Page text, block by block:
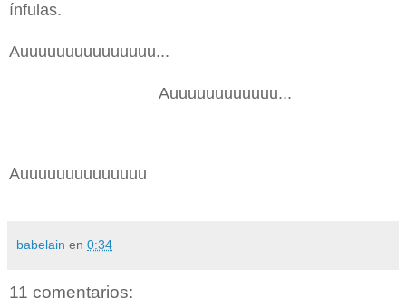
ínfulas.
Auuuuuuuuuuuuuuu...
Auuuuuuuuuuuu...
Auuuuuuuuuuuuuu
babelain en 0:34
11 comentarios: